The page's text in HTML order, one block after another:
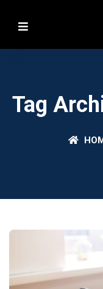
Tag